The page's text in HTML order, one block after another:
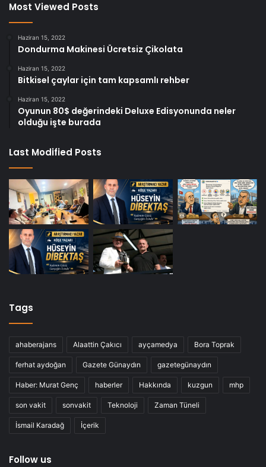
Most Viewed Posts
Haziran 15, 2022
Dondurma Makinesi Ücretsiz Çikolata
Haziran 15, 2022
Bitkisel çaylar için tam kapsamlı rehber
Haziran 15, 2022
Oyunun 80$ değerindeki Deluxe Edisyonunda neler
olduğu işte burada
Last Modified Posts
Tags
ahaberajans Alaattin Çakıcı ayçamedya Bora Toprak
ferhat aydoğan Gazete Günaydın gazetegünaydın
Haber: Murat Genç haberler Hakkında kuzgun mhp
son vakit sonvakit Teknoloji Zaman Tüneli
İsmail Karadağ İçerik
Follow us